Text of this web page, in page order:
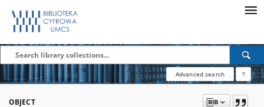
Advanced search ?
OBJECT